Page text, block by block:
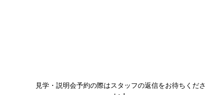
見学・説明会予約の際はスタッフの返信をお待ちくださ